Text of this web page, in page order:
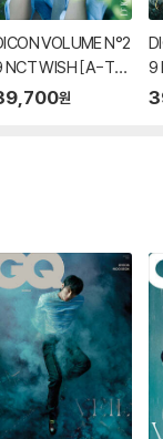
VOLUME N°2
NCT WISH [A-TY
3. RIKU원
9